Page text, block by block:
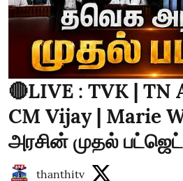
🔴LIVE : TVK | TN
CM Vijay | Marie
அரசின் முதல் பட்ஜெட்
thanthitv